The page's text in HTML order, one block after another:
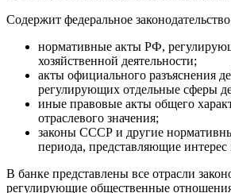
Содержит федеральное
нормативные акты РФ,
хозяйственной деятельности;
акты официального разъяснения
регулирующих отдельные сферы
иные правовые акты общего
отраслевого значения;
законы СССР и другие
периода, представляющие интерес
В банке представлены все отрасли
регулирующие общественные